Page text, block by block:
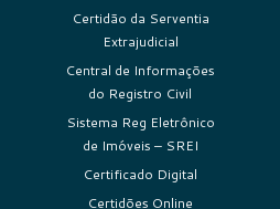
Certidão da Serventia
Extrajudicial
Central de Informações
do Registro Civil
Sistema Reg Eletrônico
de Imóveis – SREI
Certificado Digital
Certidões Online